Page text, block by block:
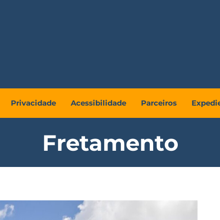
Privacidade Acessibilidade Parceiros
Fretamento